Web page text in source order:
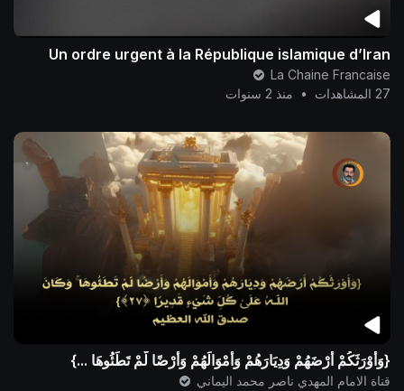
Un ordre urgent à la République islamique d’Iran
La Chaine Francaise
27 المشاهدات
• منذ 2 سنوات
{وَأَوْرَثَكُمْ أَرْضَهُمْ وَدِيَارَهُمْ وَأَمْوَالَهُمْ وَأَرْضًا لَّمْ تَطَئُوهَا ...}
قناة الامام المهدي ناصر محمد اليماني